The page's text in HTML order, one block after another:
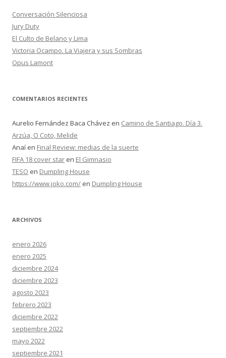
r
:
Conversación Silenciosa
Jury Duty
El Culto de Belano y Lima
Victoria Ocampo. La Viajera y sus Sombras
Opus Lamont
COMENTARIOS RECIENTES
Aurelio Fernández Baca Chávez en Camino de Santiago. Día 3.
Arzúa, O Coto, Melide
Anaí en Final Review: medias de la suerte
FIFA 18 cover star en El Gimnasio
TESO en Dumpling House
https://www.joko.com/ en Dumpling House
ARCHIVOS
enero 2026
enero 2025
diciembre 2024
diciembre 2023
agosto 2023
febrero 2023
diciembre 2022
septiembre 2022
mayo 2022
septiembre 2021